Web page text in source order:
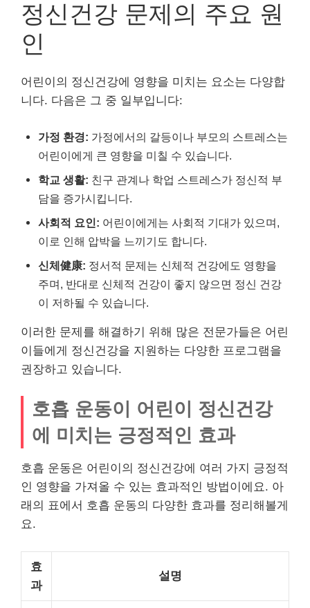
정신건강 문제의 주요 원
인
어린이의 정신건강에 영향을 미치는 요소는 다양합
니다. 다음은 그 중 일부입니다:
가정 환경: 가정에서의 갈등이나 부모의 스트레스는
어린이에게 큰 영향을 미칠 수 있습니다.
학교 생활: 친구 관계나 학업 스트레스가 정신적 부
담을 증가시킵니다.
사회적 요인: 어린이에게는 사회적 기대가 있으며,
이로 인해 압박을 느끼기도 합니다.
신체健康: 정서적 문제는 신체적 건강에도 영향을
주며, 반대로 신체적 건강이 좋지 않으면 정신 건강
이 저하될 수 있습니다.
이러한 문제를 해결하기 위해 많은 전문가들은 어린
이들에게 정신건강을 지원하는 다양한 프로그램을
권장하고 있습니다.
호흡 운동이 어린이 정신건강
에 미치는 긍정적인 효과
호흡 운동은 어린이의 정신건강에 여러 가지 긍정적
인 영향을 가져올 수 있는 효과적인 방법이에요. 아
래의 표에서 호흡 운동의 다양한 효과를 정리해볼게
요.
효
과
설명